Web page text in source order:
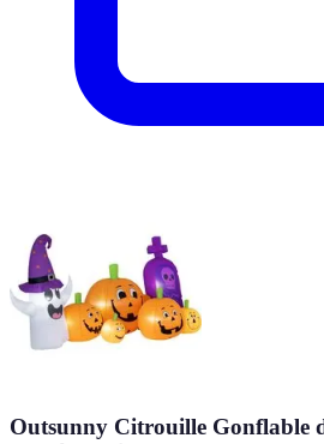
Outsunny Citrouille Gonflable